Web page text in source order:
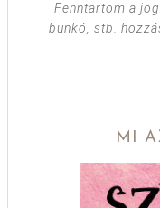
Fenntartom a
bunkó, stb.
MI